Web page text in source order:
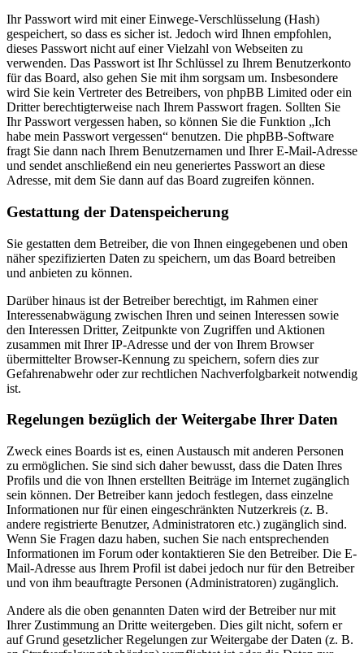
Ihr Passwort wird mit einer Einwege-Verschlüsselung (Hash)
gespeichert, so dass es sicher ist. Jedoch wird Ihnen empfohlen,
dieses Passwort nicht auf einer Vielzahl von Webseiten zu
verwenden. Das Passwort ist Ihr Schlüssel zu Ihrem Benutzerkonto
für das Board, also gehen Sie mit ihm sorgsam um. Insbesondere
wird Sie kein Vertreter des Betreibers, von phpBB Limited oder ein
Dritter berechtigterweise nach Ihrem Passwort fragen. Sollten Sie
Ihr Passwort vergessen haben, so können Sie die Funktion „Ich
habe mein Passwort vergessen“ benutzen. Die phpBB-Software
fragt Sie dann nach Ihrem Benutzernamen und Ihrer E-Mail-Adresse
und sendet anschließend ein neu generiertes Passwort an diese
Adresse, mit dem Sie dann auf das Board zugreifen können.
Gestattung der Datenspeicherung
Sie gestatten dem Betreiber, die von Ihnen eingegebenen und oben
näher spezifizierten Daten zu speichern, um das Board betreiben
und anbieten zu können.
Darüber hinaus ist der Betreiber berechtigt, im Rahmen einer
Interessenabwägung zwischen Ihren und seinen Interessen sowie
den Interessen Dritter, Zeitpunkte von Zugriffen und Aktionen
zusammen mit Ihrer IP-Adresse und der von Ihrem Browser
übermittelter Browser-Kennung zu speichern, sofern dies zur
Gefahrenabwehr oder zur rechtlichen Nachverfolgbarkeit notwendig
ist.
Regelungen bezüglich der Weitergabe Ihrer Daten
Zweck eines Boards ist es, einen Austausch mit anderen Personen
zu ermöglichen. Sie sind sich daher bewusst, dass die Daten Ihres
Profils und die von Ihnen erstellten Beiträge im Internet zugänglich
sein können. Der Betreiber kann jedoch festlegen, dass einzelne
Informationen nur für einen eingeschränkten Nutzerkreis (z. B.
andere registrierte Benutzer, Administratoren etc.) zugänglich sind.
Wenn Sie Fragen dazu haben, suchen Sie nach entsprechenden
Informationen im Forum oder kontaktieren Sie den Betreiber. Die E-
Mail-Adresse aus Ihrem Profil ist dabei jedoch nur für den Betreiber
und von ihm beauftragte Personen (Administratoren) zugänglich.
Andere als die oben genannten Daten wird der Betreiber nur mit
Ihrer Zustimmung an Dritte weitergeben. Dies gilt nicht, sofern er
auf Grund gesetzlicher Regelungen zur Weitergabe der Daten (z. B.